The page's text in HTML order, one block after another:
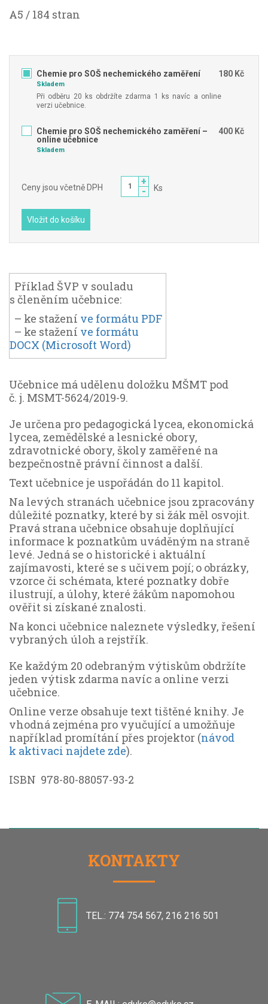
A5 / 184 stran
Chemie pro SOŠ nechemického zaměření 180 Kč
Skladem
Při odběru 20 ks obdržíte zdarma 1 ks navíc a online
verzi učebnice.
Chemie pro SOŠ nechemického zaměření –
online učebnice
400 Kč
Skladem
Ceny jsou včetně DPH
+
-
Ks
Vložit do košíku
Příklad ŠVP v souladu
s členěním učebnice:
– ke stažení ve formátu PDF
– ke stažení ve formátu
DOCX (Microsoft Word)
Učebnice má udělenu doložku MŠMT pod
č. j. MSMT-5624/2019-9.
Je určena pro pedagogická lycea, ekonomická
lycea, zemědělské a lesnické obory,
zdravotnické obory, školy zaměřené na
bezpečnostně právní činnost a další.
Text učebnice je uspořádán do 11 kapitol.
Na levých stranách učebnice jsou zpracovány
důležité poznatky, které by si žák měl osvojit.
Pravá strana učebnice obsahuje doplňující
informace k poznatkům uváděným na straně
levé. Jedná se o historické i aktuální
zajímavosti, které se s učivem pojí; o obrázky,
vzorce či schémata, které poznatky dobře
ilustrují, a úlohy, které žákům napomohou
ověřit si získané znalosti.
Na konci učebnice naleznete výsledky, řešení
vybraných úloh a rejstřík.
Ke každým 20 odebraným výtiskům obdržíte
jeden výtisk zdarma navíc a online verzi
učebnice.
Online verze obsahuje text tištěné knihy. Je
vhodná zejména pro vyučující a umožňuje
například promítání přes projektor (návod
k aktivaci najdete zde).
ISBN 978-80-88057-93-2
KONTAKTY
TEL.: 774 754 567, 216 216 501